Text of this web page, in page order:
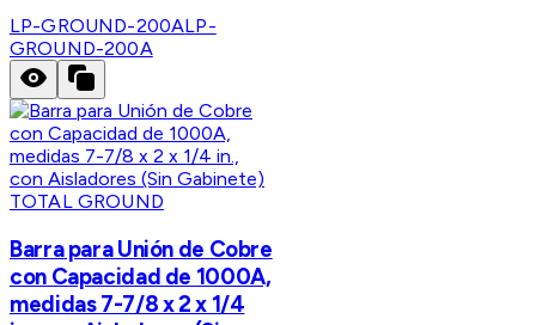
LP-GROUND-200ALP-
GROUND-200A
TOTAL GROUND
Barra para Unión de Cobre
con Capacidad de 1000A,
medidas 7-7/8 x 2 x 1/4